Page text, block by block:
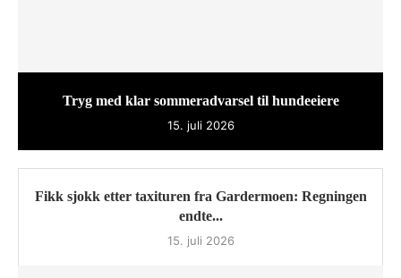
Tryg med klar sommeradvarsel til hundeeiere
15. juli 2026
Fikk sjokk etter taxituren fra Gardermoen: Regningen
endte...
15. juli 2026